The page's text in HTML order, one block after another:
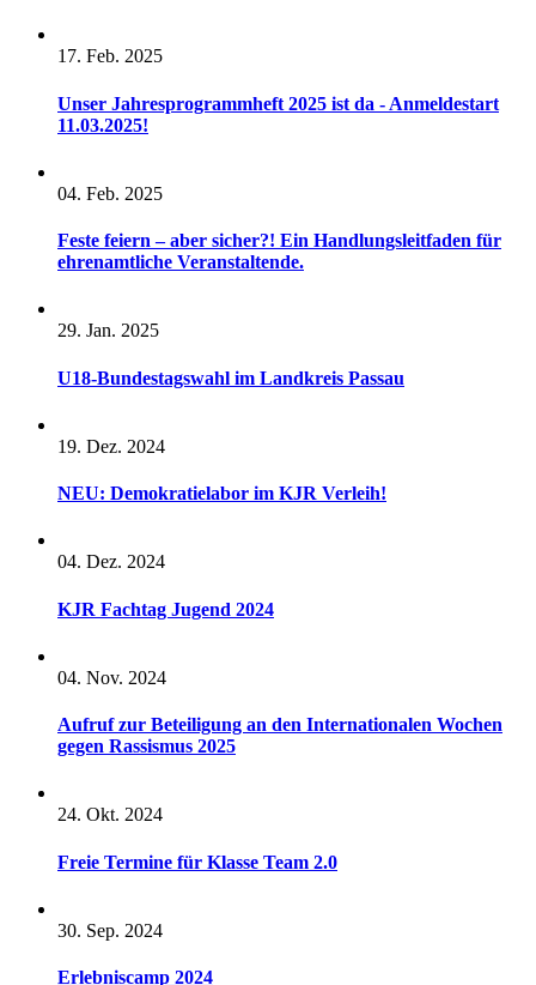
17. Feb. 2025
Unser Jahresprogrammheft 2025 ist da - Anmeldestart
11.03.2025!
04. Feb. 2025
Feste feiern – aber sicher?! Ein Handlungsleitfaden für
ehrenamtliche Veranstaltende.
29. Jan. 2025
U18-Bundestagswahl im Landkreis Passau
19. Dez. 2024
NEU: Demokratielabor im KJR Verleih!
04. Dez. 2024
KJR Fachtag Jugend 2024
04. Nov. 2024
Aufruf zur Beteiligung an den Internationalen Wochen
gegen Rassismus 2025
24. Okt. 2024
Freie Termine für Klasse Team 2.0
30. Sep. 2024
Erlebniscamp 2024